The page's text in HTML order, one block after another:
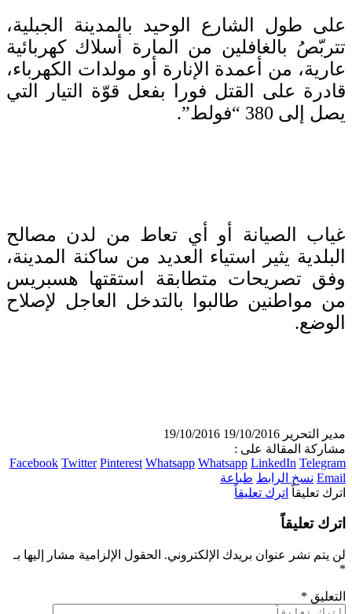
على طول الشارع الوحيد بالمدينة الجبلية،
تتربّصُ بالغافلين من المارة أسلاك كهربائية
عارية، من أعمدة الإنارة أو مولدات الكهرباء،
قادرة على القتل فورا بفعل قوّة التيار التي
يصل إلى 380 “فولط”.
غياب الصيانة أو أي تعاط من لدن مصالح
البلدية يثير استياء العديد من ساكنة المدينة،
وفق تصريحات متطابقة استقتها هسبريس
من مواطنين طالبوا بالتدخل العاجل لإصلاح
الوضع.
مدير التحرير 19/10/2016
19/10/2016
مشاركة المقالة على :
Facebook Twitter Pinterest Whatsapp Whatsapp LinkedIn Telegram
Email نسخ الرابط طباعة
اترك تعليقاً اترك تعليقاً
اترك تعليقاً
لن يتم نشر عنوان بريدك الإلكتروني. الحقول الإلزامية مشار إليها بـ
*
التعليق *